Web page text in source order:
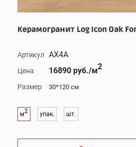
Керамогранит Log Icon Oak
Артикул AX4A
Цена 16890 руб./м2
Размер 30*120 см
м2 упак. шт.